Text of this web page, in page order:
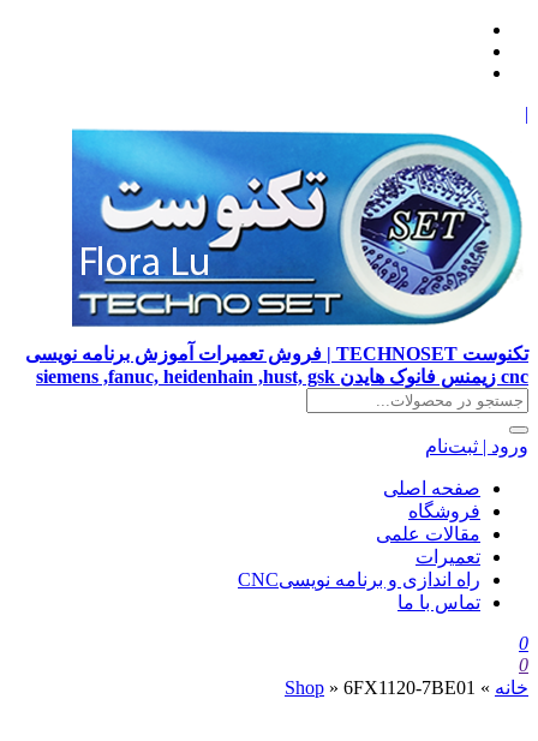
|
تکنوست TECHNOSET | فروش تعمیرات آموزش برنامه نویسی
cnc زیمنس فانوک هایدن siemens ,fanuc, heidenhain ,hust, gsk
ورود | ثبت‌نام
صفحه اصلی
فروشگاه
مقالات علمی
تعمیرات
راه اندازی و برنامه نویسیCNC
تماس با ما
0
0
خانه »
Shop » 6FX1120-7BE01